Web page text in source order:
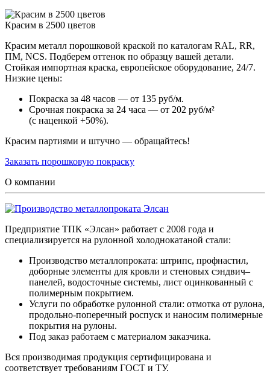
Красим в 2500 цветов
Красим металл порошковой краской по каталогам RAL, RR,
ПМ, NCS. Подберем оттенок по образцу вашей детали.
Стойкая импортная краска, европейское оборудование, 24/7.
Низкие цены:
Покраска за 48 часов — от 135 руб/м.
Срочная покраска за 24 часа — от 202 руб/м²
(с наценкой +50%).
Красим партиями и штучно — обращайтесь!
Заказать порошковую покраску
О компании
Предприятие ТПК «Элсан» работает с 2008 года и
специализируется на рулонной холоднокатаной стали:
Производство металлопроката: штрипс, профнастил,
доборные элементы для кровли и стеновых сэндвич–
панелей, водосточные системы, лист оцинкованный с
полимерным покрытием.
Услуги по обработке рулонной стали: отмотка от рулона,
продольно-поперечный роспуск и наносим полимерные
покрытия на рулоны.
Под заказ работаем с материалом заказчика.
Вся производимая продукция сертифицирована и
соответствует требованиям ГОСТ и ТУ.